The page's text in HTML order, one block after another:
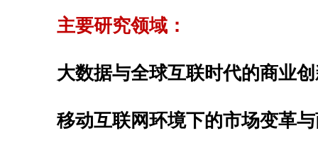
主要研究领域：
大数据与全球互联时代的商业
移动互联网环境下的市场变革